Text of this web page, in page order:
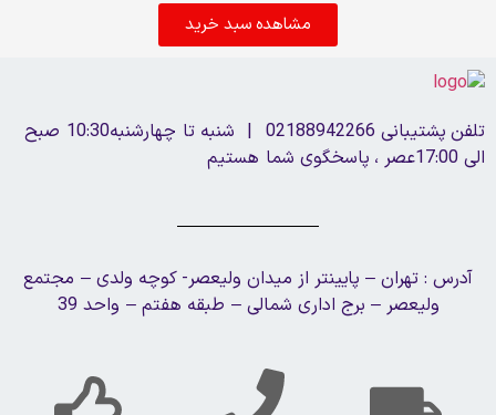
مشاهده سبد خرید
تلفن پشتیبانی 02188942266 | شنبه تا چهارشنبه10:30 صبح
الی 17:00عصر ، پاسخگوی شما هستیم
آدرس : تهران – پایینتر از میدان ولیعصر- کوچه ولدی – مجتمع
ولیعصر – برج اداری شمالی – طبقه هفتم – واحد 39